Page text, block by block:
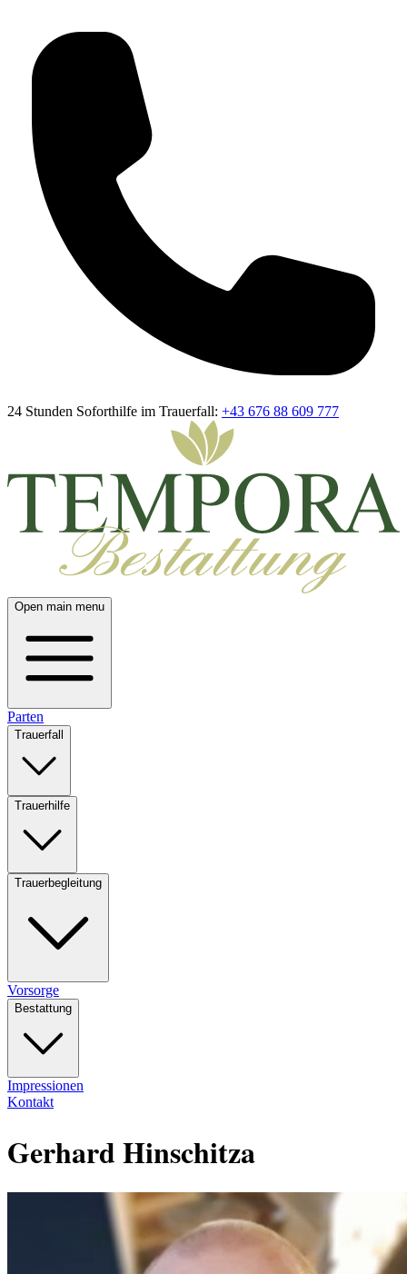
24 Stunden Soforthilfe im Trauerfall: +43 676 88 609 777
Open main menu
Parten
Trauerfall
Trauerhilfe
Trauerbegleitung
Vorsorge
Bestattung
Impressionen
Kontakt
Gerhard Hinschitza